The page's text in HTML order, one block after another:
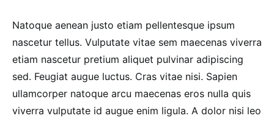
Natoque aenean justo etiam pellentesque ipsum
nascetur tellus. Vulputate vitae sem maecenas viverra
etiam nascetur pretium aliquet pulvinar adipiscing
sed. Feugiat augue luctus. Cras vitae nisi. Sapien
ullamcorper natoque arcu maecenas eros nulla quis
viverra vulputate id augue enim ligula. A dolor nisi leo